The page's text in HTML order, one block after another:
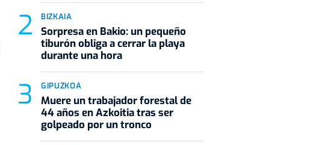
BIZKAIA
Sorpresa en Bakio: un pequeño
tiburón obliga a cerrar la playa
durante una hora
GIPUZKOA
Muere un trabajador forestal de
44 años en Azkoitia tras ser
golpeado por un tronco